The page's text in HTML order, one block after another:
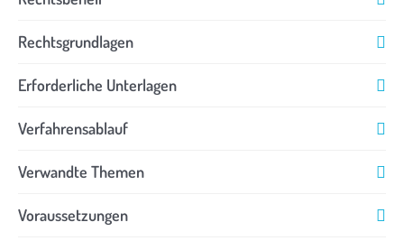
Rechtsgrundlagen
Erforderliche Unterlagen
Verfahrensablauf
Verwandte Themen
Voraussetzungen